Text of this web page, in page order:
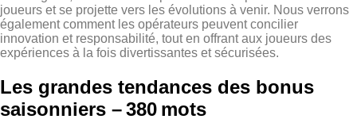
joueurs et se projette vers les évolutions à venir. Nous verrons
également comment les opérateurs peuvent concilier
innovation et responsabilité, tout en offrant aux joueurs des
expériences à la fois divertissantes et sécurisées.
Les grandes tendances des bonus
saisonniers – 380 mots